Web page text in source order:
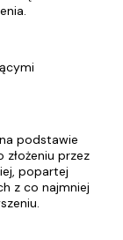
podstawie
przez
popartej
z co najmniej